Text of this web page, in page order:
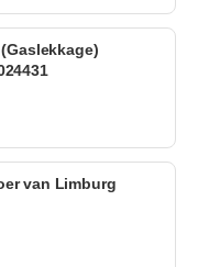
van Limburg